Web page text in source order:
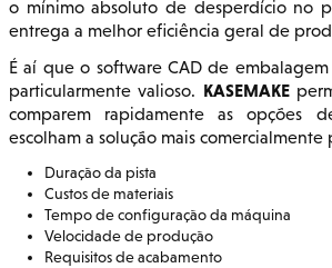
o mínimo absoluto de desperdício no
entrega a melhor eficiência geral de
É aí que o software CAD de
particularmente valioso. KASEMAKE
comparem rapidamente as opções
escolham a solução mais comercialmente
Duração da pista
Custos de materiais
Tempo de configuração da máquina
Velocidade de produção
Requisitos de acabamento